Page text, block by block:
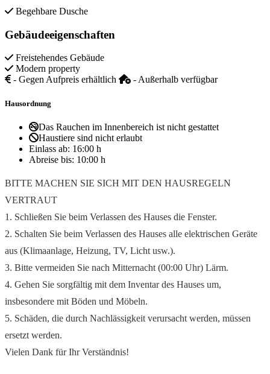
Begehbare Dusche
Gebäudeeigenschaften
Freistehendes Gebäude
Modern property
- Gegen Aufpreis erhältlich
- Außerhalb verfügbar
Hausordnung
Das Rauchen im Innenbereich ist nicht gestattet
Haustiere sind nicht erlaubt
Einlass ab: 16:00 h
Abreise bis: 10:00 h
BITTE MACHEN SIE SICH MIT DEN HAUSREGELN
VERTRAUT
1. Schließen Sie beim Verlassen des Hauses die Fenster.
2. Schalten Sie beim Verlassen des Hauses alle elektrischen Geräte
aus (Klimaanlage, Heizung, TV, Licht usw.).
3. Bitte vermeiden Sie nach Mitternacht (00:00 Uhr) Lärm.
4. Gehen Sie sorgfältig mit dem Inventar des Hauses um,
insbesondere mit Böden und Möbeln.
5. Schäden, die durch Nachlässigkeit verursacht werden, müssen
ersetzt werden.
Vielen Dank für Ihr Verständnis!